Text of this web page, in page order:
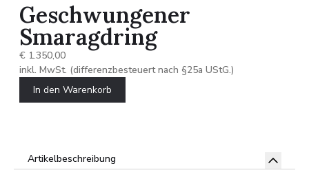
Geschwungener
Smaragdring
€ 1.350,00
inkl. MwSt. (differenzbesteuert nach §25a UStG.)
In den Warenkorb
Artikelbeschreibung